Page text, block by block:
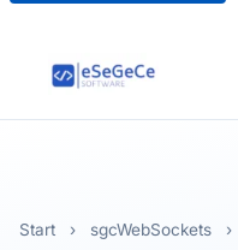
Start › sgcWebSockets ›